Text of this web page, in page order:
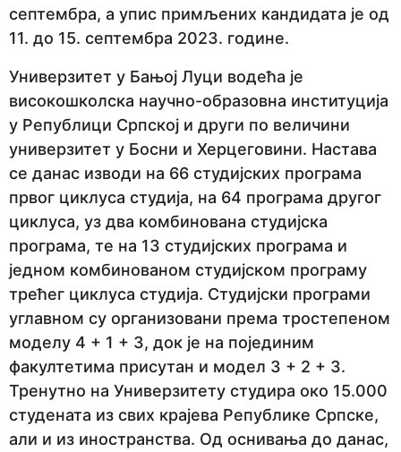
септембра, а упис примљених кандидата је од
11. до 15. септембра 2023. године.
Универзитет у Бањој Луци водећа је
високошколска научно-образовна институција
у Републици Српској и други по величини
универзитет у Босни и Херцеговини. Настава
се данас изводи на 66 студијских програма
првог циклуса студија, на 64 програма другог
циклуса, уз два комбинована студијска
програма, те на 13 студијских програма и
једном комбинованом студијском програму
трећег циклуса студија. Студијски програми
углавном су организовани према тростепеном
моделу 4 + 1 + 3, док је на појединим
факултетима присутан и модел 3 + 2 + 3.
Тренутно на Универзитету студира око 15.000
студената из свих крајева Републике Српске,
али и из иностранства. Од оснивања до данас,